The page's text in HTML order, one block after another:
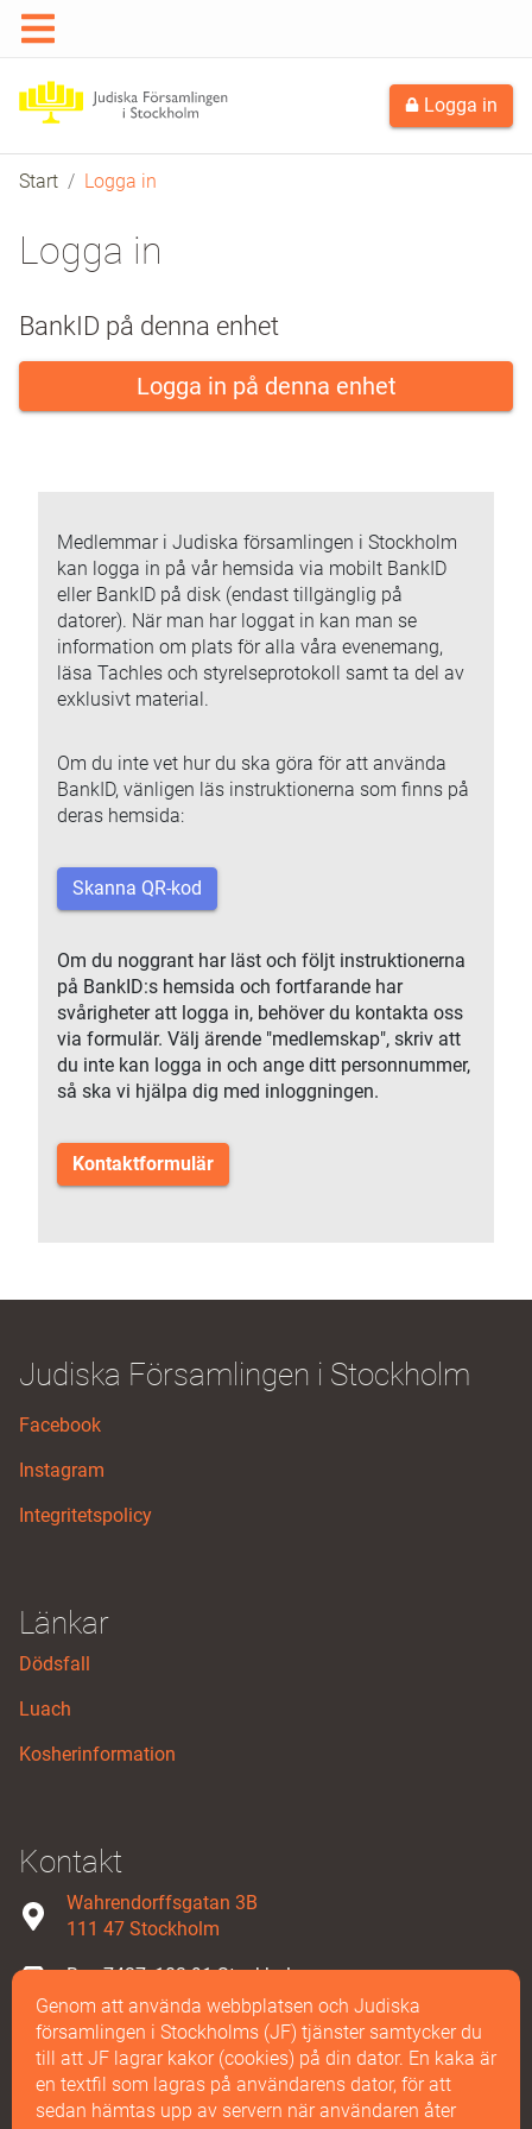
Logga in
Start Logga in
Logga in
BankID på denna enhet
Logga in på denna enhet
Medlemmar i Judiska församlingen i Stockholm
kan logga in på vår hemsida via mobilt BankID
eller BankID på disk (endast tillgänglig på
datorer). När man har loggat in kan man se
information om plats för alla våra evenemang,
läsa Tachles och styrelseprotokoll samt ta del av
exklusivt material.
Om du inte vet hur du ska göra för att använda
BankID, vänligen läs instruktionerna som finns på
deras hemsida:
Skanna QR-kod
Om du noggrant har läst och följt instruktionerna
på BankID:s hemsida och fortfarande har
svårigheter att logga in, behöver du kontakta oss
via formulär. Välj ärende "medlemskap", skriv att
du inte kan logga in och ange ditt personnummer,
så ska vi hjälpa dig med inloggningen.
Kontaktformulär
Judiska Församlingen i Stockholm
Facebook
Instagram
Integritetspolicy
Länkar
Dödsfall
Luach
Kosherinformation
Kontakt
Wahrendorffsgatan 3B
111 47 Stockholm
Box 7427, 103 91 Stockholm
08-587 858 00
Maila oss
Genom att använda webbplatsen och Judiska
församlingen i Stockholms (JF) tjänster samtycker du
till att JF lagrar kakor (cookies) på din dator. En kaka är
en textfil som lagras på användarens dator, för att
sedan hämtas upp av servern när användaren åter